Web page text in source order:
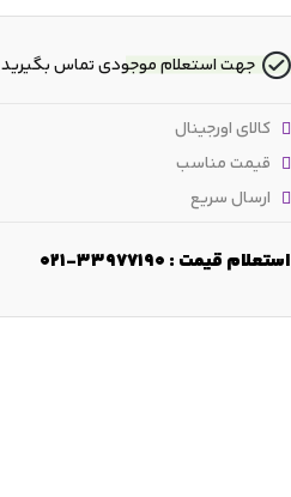
جهت استعلام موجودی تماس بگیرید
کالای اورجینال
قیمت مناسب
ارسال سریع
استعلام قیمت : 33977190-021